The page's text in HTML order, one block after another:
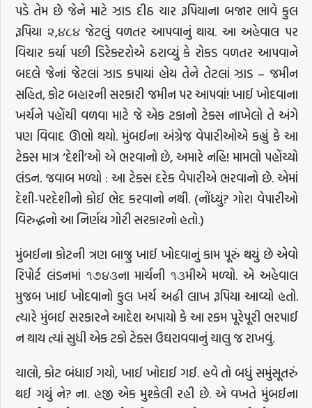
પડે તેમ છે જેને માટે ઝાડ દીઠ ચાર રૂપિયાના બજાર ભાવે કુલ
રૂપિયા ૨,૪૮૪ જેટલું વળતર આપવાનું થાય. આ અહેવાલ પર
વિચાર કર્યા પછી ડિરેક્ટરોએ ઠરાવ્યું કે રોકડ વળતર આપવાને
બદલે જેનાં જેટલાં ઝાડ કપાયાં હોય તેને તેટલાં ઝાડ – જમીન
સહિત, કોટ બહારની સરકારી જમીન પર આપવાં! ખાઈ ખોદવાના
ખર્ચને પહોંચી વળવા માટે જે એક ટકાનો ટેક્સ નાખેલો તે અંગે
પણ વિવાદ ઊભો થયો. મુંબઈના અંગ્રેજ વેપારીઓએ કહ્યું કે આ
ટેક્સ માત્ર ‘દેશી’ઓ એ ભરવાનો છે, અમારે નહિ! મામલો પહોંચ્યો
લંડન. જવાબ મળ્યો : આ ટેક્સ દરેક વેપારીએ ભરવાનો છે. એમાં
દેશી-પરદેશીનો કોઈ ભેદ કરવાનો નથી. (નોંધ્યું? ગોરા વેપારીઓ
વિરુદ્ધનો આ નિર્ણય ગોરી સરકારનો હતો.)
મુંબઈના કોટની ત્રણ બાજુ ખાઈ ખોદવાનું કામ પૂરું થયું છે એવો
રિપોર્ટ લંડનમાં ૧૭૪૩ના માર્ચની ૧૩મીએ મળ્યો. એ અહેવાલ
મુજબ ખાઈ ખોદવાનો કુલ ખર્ચ અઢી લાખ રૂપિયા આવ્યો હતો.
ત્યારે મુંબઈ સરકારને આદેશ અપાયો કે આ રકમ પૂરેપૂરી ભરપાઈ
ન થાય ત્યાં સુધી એક ટકો ટેક્સ ઉઘરાવવાનું ચાલુ જ રાખવું.
ચાલો, કોટ બંધાઈ ગયો, ખાઈ ખોદાઈ ગઈ. હવે તો બધું સમુંસૂતરું
થઈ ગયું ને? ના. હજી એક મુશ્કેલી રહી છે. એ વખતે મુંબઈના